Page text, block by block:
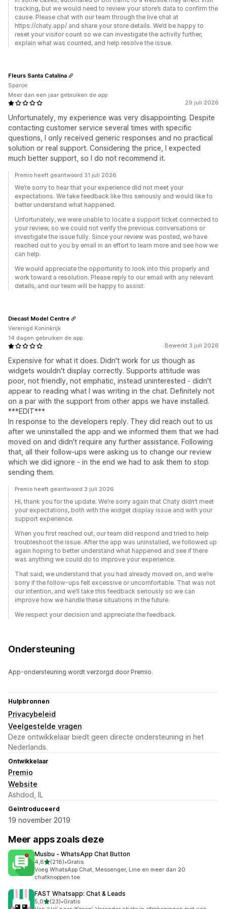
tracking, but we would need to review your store’s data to confirm the
cause. Please chat with our team through the live chat at
https://chaty.app/ and share your store details. We’d be happy to
reset your visitor count so we can investigate the activity further,
explain what was counted, and help resolve the issue.
29 juli 2026
Unfortunately, my experience was very disappointing. Despite
contacting customer service several times with specific
questions, I only received generic responses and no practical
solution or real support. Considering the price, I expected
much better support, so I do not recommend it.
Fleurs Santa Catalina
Spanje
Meer dan een jaar gebruiken de app
Premio heeft geantwoord 31 juli 2026
We’re sorry to hear that your experience did not meet your
expectations. We take feedback like this seriously and would like to
better understand what happened.
Unfortunately, we were unable to locate a support ticket connected to
your review, so we could not verify the previous conversations or
investigate the issue fully. Since your review was posted, we have
reached out to you by email in an effort to learn more and see how we
can help.
We would appreciate the opportunity to look into this properly and
work toward a resolution. Please reply to our email with any relevant
details, and our team will be happy to assist.
Bewerkt 3 juli 2026
Expensive for what it does. Didn't work for us though as
widgets wouldn't display correctly. Supports attitude was
poor, not friendly, not emphatic, instead uninterested - didn't
appear to reading what I was writing in the chat. Definitely not
on a par with the support from other apps we have installed.
***EDIT***
In response to the developers reply. They did reach out to us
after we uninstalled the app and we informed them that we had
moved on and didn't require any further assistance. Following
that, all their follow-ups were asking us to change our review
which we did ignore - in the end we had to ask them to stop
sending them.
Diecast Model Centre
Verenigd Koninkrijk
14 dagen gebruiken de app
Premio heeft geantwoord 3 juli 2026
Hi, thank you for the update. We’re sorry again that Chaty didn’t meet
your expectations, both with the widget display issue and with your
support experience.
When you first reached out, our team did respond and tried to help
troubleshoot the issue. After the app was uninstalled, we followed up
again hoping to better understand what happened and see if there
was anything we could do to improve your experience.
That said, we understand that you had already moved on, and we’re
sorry if the follow-ups felt excessive or uncomfortable. That was not
our intention, and we’ll take this feedback seriously so we can
improve how we handle these situations in the future.
We respect your decision and appreciate the feedback.
Ondersteuning
App-ondersteuning wordt verzorgd door Premio.
Hulpbronnen
Privacybeleid
Veelgestelde vragen
Deze ontwikkelaar biedt geen directe ondersteuning in het
Nederlands.
Ontwikkelaar
Premio
Website
Ashdod, IL
Geïntroduceerd
19 november 2019
Meer apps zoals deze
Musbu ‑ WhatsApp Chat Button
4,8van 5 sterren
(218)
218 recensies in totaal
•Gratis
Voeg WhatsApp Chat, Messenger, Line en meer dan 20
chatknoppen toe
FAST Whatsapp: Chat & Leads
5,0van 5 sterren
(23)
23 recensies in totaal
•Gratis